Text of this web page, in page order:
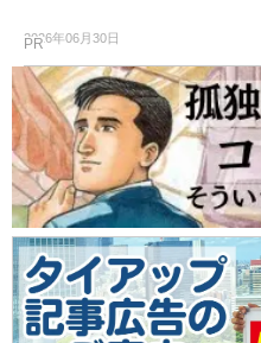
2026年06月30日
PR